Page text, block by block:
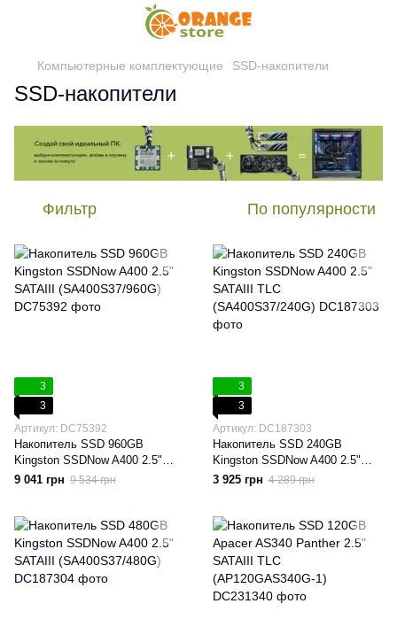
Компьютерные комплектующие SSD-накопители
SSD-накопители
Фильтр По популярности
3
3
Артикул: DC75392
Накопитель SSD 960GB
Kingston SSDNow A400 2.5"
SATAIII (SA400S37/960G)
9 041 грн 9 534 грн
3
3
Артикул: DC187303
Накопитель SSD 240GB
Kingston SSDNow A400 2.5"
SATAIII TLC (SA400S37/240G)
3 925 грн 4 289 грн